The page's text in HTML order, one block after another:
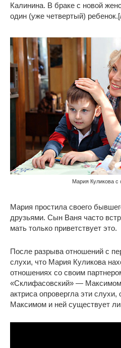
Калинина. В браке с новой
один (уже четвертый)
Мария Куликова
Мария простила своего
друзьями. Сын Ваня часто
мать только приветствует это.
После разрыва отношений с
слухи, что Мария Куликова
отношениях со своим
«Склифасовский» —
актриса опровергла эти
Максимом и ней существует